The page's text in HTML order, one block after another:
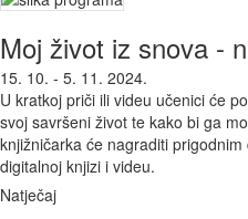
Moj život iz snova -
15. 10. - 5. 11. 2024.
U kratkoj priči ili videu učenici će
svoj savršeni život te kako bi ga
knjižničarka će nagraditi
digitalnoj knjizi i videu.
Natječaj